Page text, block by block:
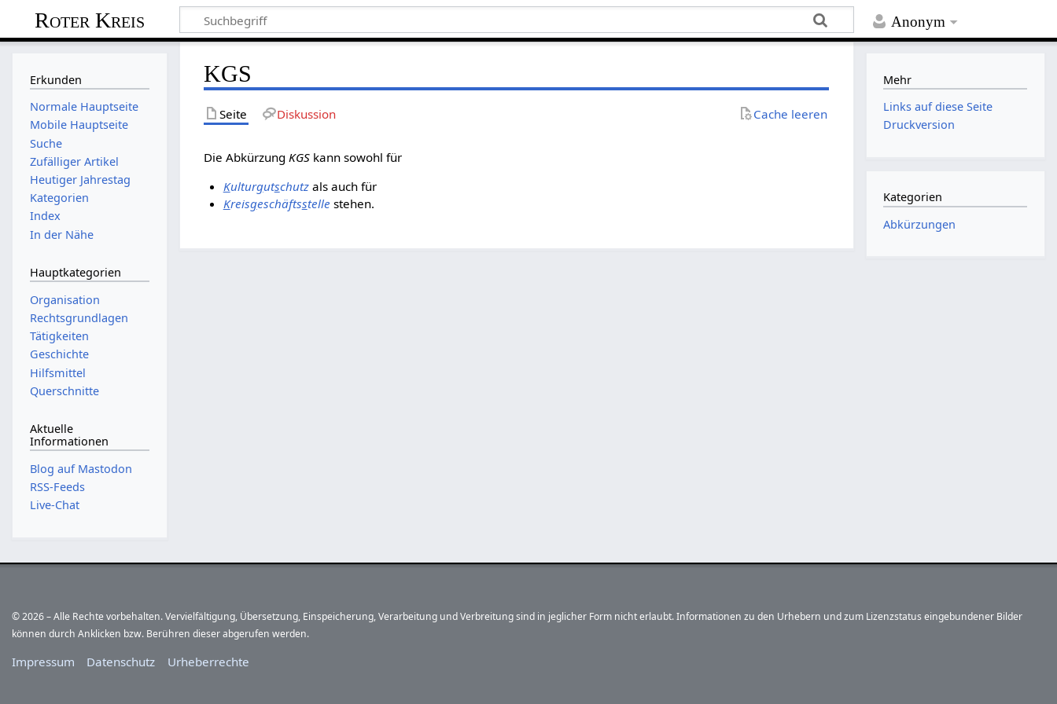
Anonym
Roter Kreis
KGS
Seite Diskussion Cache leeren
Die Abkürzung KGS kann sowohl für
Kulturgutschutzals auch für
Kreisgeschäftsstelle stehen.
Erkunden
Normale Hauptseite
Mobile Hauptseite
Suche
Zufälliger Artikel
Heutiger Jahrestag
Kategorien
Index
In der Nähe
Hauptkategorien
Organisation
Rechtsgrundlagen
Tätigkeiten
Geschichte
Hilfsmittel
Querschnitte
Aktuelle
Informationen
Blog auf Mastodon
RSS-Feeds
Live-Chat
Mehr
Links auf diese Seite
Druckversion
Kategorien
Abkürzungen
© 2026 – Alle Rechte vorbehalten. Vervielfältigung, Übersetzung, Einspeicherung, Verarbeitung und Verbreitung sind in jeglicher Form nicht erlaubt. Informationen zu den Urhebern und zum Lizenzstatus eingebundener Bilder
können durch Anklicken bzw. Berühren dieser abgerufen werden.
Impressum Datenschutz Urheberrechte